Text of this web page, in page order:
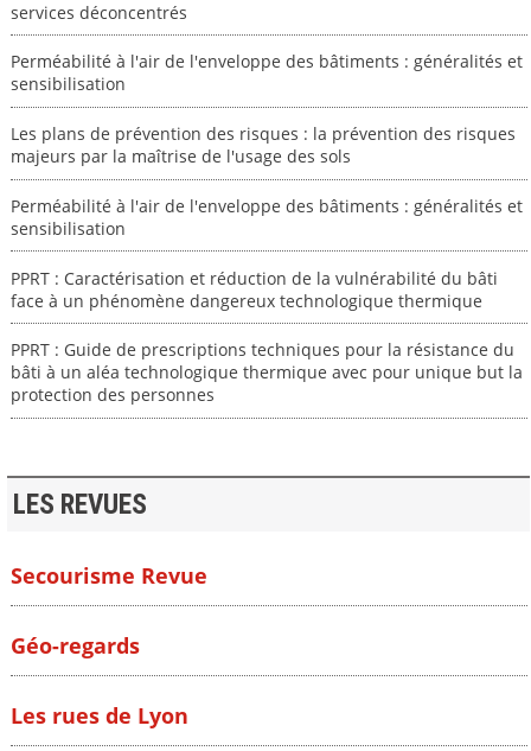
services déconcentrés
Perméabilité à l'air de l'enveloppe des bâtiments : généralités et
sensibilisation
Les plans de prévention des risques : la prévention des risques
majeurs par la maîtrise de l'usage des sols
Perméabilité à l'air de l'enveloppe des bâtiments : généralités et
sensibilisation
PPRT : Caractérisation et réduction de la vulnérabilité du bâti
face à un phénomène dangereux technologique thermique
PPRT : Guide de prescriptions techniques pour la résistance du
bâti à un aléa technologique thermique avec pour unique but la
protection des personnes
LES REVUES
Secourisme Revue
Géo-regards
Les rues de Lyon